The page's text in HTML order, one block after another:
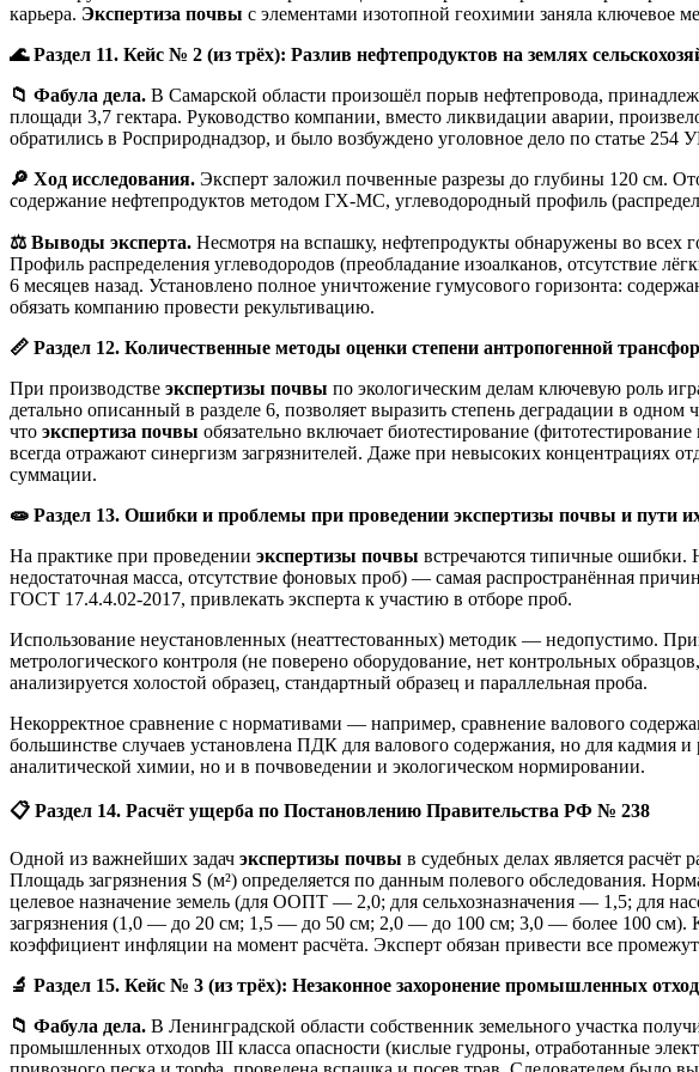
карьера. Экспертиза почвы с элементами изотопной геохимии заняла ключевое
🌊Раздел 11. Кейс № 2 (из трёх): Разлив нефтепродуктов на землях
📁 Фабула дела. В Самарской области произошёл порыв нефтепровода,
площади 3,7 гектара. Руководство компании, вместо ликвидации аварии,
обратились в Росприроднадзор, и было возбуждено уголовное дело по статье
🔎 Ход исследования. Эксперт заложил почвенные разрезы до глубины 120 см.
содержание нефтепродуктов методом ГХ-МС, углеводородный профиль
⚖️ Выводы эксперта. Несмотря на вспашку, нефтепродукты обнаружены во всех
Профиль распределения углеводородов (преобладание изоалканов, отсутствие
6 месяцев назад. Установлено полное уничтожение гумусового горизонта:
обязать компанию провести рекультивацию.
📏 Раздел 12. Количественные методы оценки степени антропогенной
При производстве экспертизы почвы по экологическим делам ключевую роль
детально описанный в разделе 6, позволяет выразить степень деградации в
что экспертиза почвы обязательно включает биотестирование
всегда отражают синергизм загрязнителей. Даже при невысоких концентрациях
суммации.
🧫 Раздел 13. Ошибки и проблемы при проведении экспертизы почвы и пути
На практике при проведении экспертизы почвы встречаются типичные ошибки.
недостаточная масса, отсутствие фоновых проб) — самая распространённая
ГОСТ 17.4.4.02-2017, привлекать эксперта к участию в отборе проб.
Использование неустановленных (неаттестованных) методик — недопустимо.
метрологического контроля (не поверено оборудование, нет контрольных
анализируется холостой образец, стандартный образец и параллельная проба.
Некорректное сравнение с нормативами — например, сравнение валового
большинстве случаев установлена ПДК для валового содержания, но для
аналитической химии, но и в почвоведении и экологическом нормировании.
📋 Раздел 14. Расчёт ущерба по Постановлению Правительства РФ № 238
Одной из важнейших задач экспертизы почвы в судебных делах является
Площадь загрязнения S (м²) определяется по данным полевого обследования.
целевое назначение земель (для ООПТ — 2,0; для сельхозназначения — 1,5;
загрязнения (1,0 — до 20 см; 1,5 — до 50 см; 2,0 — до 100 см; 3,0 — более 100
коэффициент инфляции на момент расчёта. Эксперт обязан привести все
🔬 Раздел 15. Кейс № 3 (из трёх): Незаконное захоронение промышленных
📁 Фабула дела. В Ленинградской области собственник земельного участка
промышленных отходов III класса опасности (кислые гудроны, отработанные